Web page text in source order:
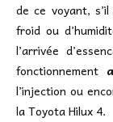
de ce voyant,
froid ou
l’arrivée
fonctionnement
l’injection ou
la Toyota Hilux 4.